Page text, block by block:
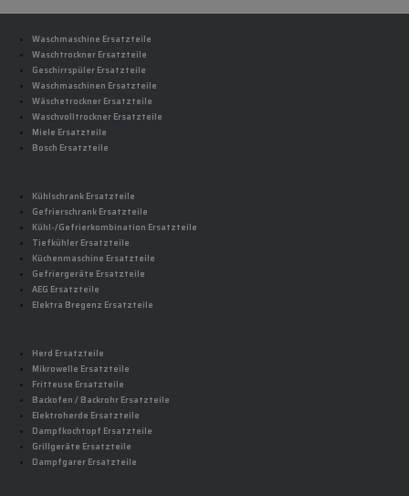
Waschmaschine Ersatzteile
Waschtrockner Ersatzteile
Geschirrspüler Ersatzteile
Waschmaschinen Ersatzteile
Wäschetrockner Ersatzteile
Waschvolltrockner Ersatzteile
Miele Ersatzteile
Bosch Ersatzteile
Kühlschrank Ersatzteile
Gefrierschrank Ersatzteile
Kühl-/Gefrierkombination Ersatzteile
Tiefkühler Ersatzteile
Küchenmaschine Ersatzteile
Gefriergeräte Ersatzteile
AEG Ersatzteile
Elektra Bregenz Ersatzteile
Herd Ersatzteile
Mikrowelle Ersatzteile
Fritteuse Ersatzteile
Backofen / Backrohr Ersatzteile
Elektroherde Ersatzteile
Dampfkochtopf Ersatzteile
Grillgeräte Ersatzteile
Dampfgarer Ersatzteile